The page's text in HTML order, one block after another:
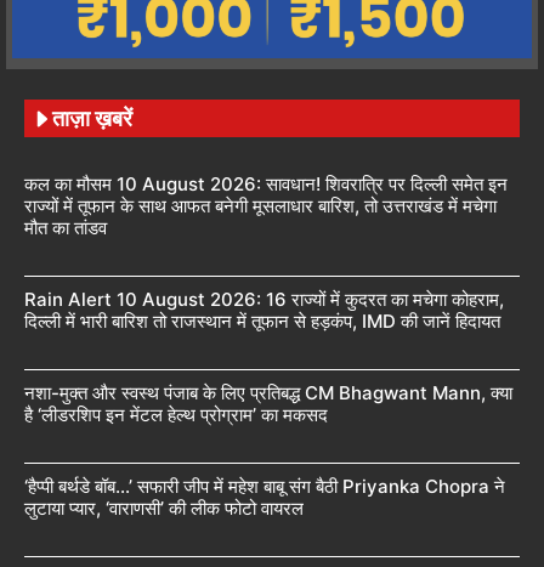
ताज़ा ख़बरें
कल का मौसम 10 August 2026: सावधान! शिवरात्रि पर दिल्ली समेत इन
राज्यों में तूफान के साथ आफत बनेगी मूसलाधार बारिश, तो उत्तराखंड में मचेगा
मौत का तांडव
Rain Alert 10 August 2026: 16 राज्यों में कुदरत का मचेगा कोहराम,
दिल्ली में भारी बारिश तो राजस्थान में तूफान से हड़कंप, IMD की जानें हिदायत
नशा-मुक्त और स्वस्थ पंजाब के लिए प्रतिबद्ध CM Bhagwant Mann, क्या
है ‘लीडरशिप इन मेंटल हेल्थ प्रोग्राम’ का मकसद
‘हैप्पी बर्थडे बॉब…’ सफारी जीप में महेश बाबू संग बैठी Priyanka Chopra ने
लुटाया प्यार, ‘वाराणसी’ की लीक फोटो वायरल